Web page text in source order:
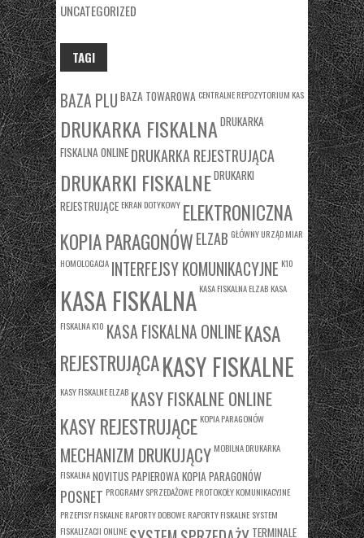
UNCATEGORIZED
TAGI
BAZA PLU BAZA TOWAROWA CENTRALNE REPOZYTORIUM KAS
DRUKARKA FISKALNA DRUKARKA
FISKALNA ONLINE DRUKARKA REJESTRUJĄCA
DRUKARKI FISKALNEDRUKARKI
REJESTRUJĄCE EKRAN DOTYKOWY ELEKTRONICZNA
KOPIA PARAGONÓWELZAB GŁÓWNY URZĄD MIAR
HOMOLOGACJA INTERFEJSY KOMUNIKACYJNE K10
KASA FISKALNA KASA FISKALNA ELZAB KASA
FISKALNA K10 KASA FISKALNA ONLINEKASA
REJESTRUJĄCAKASY FISKALNE
KASY FISKALNE ELZAB KASY FISKALNE ONLINE
KASY REJESTRUJĄCE KOPIA PARAGONÓW
MECHANIZM DRUKUJĄCY MOBILNA DRUKARKA
FISKALNANOVITUS PAPIEROWA KOPIA PARAGONÓW
POSNET PROGRAMY SPRZEDAŻOWE PROTOKOŁY KOMUNIKACYJNE
PRZEPISY FISKALNE RAPORTY DOBOWE RAPORTY FISKALNE SYSTEM
FISKALIZACJI ONLINE
TERMINALE